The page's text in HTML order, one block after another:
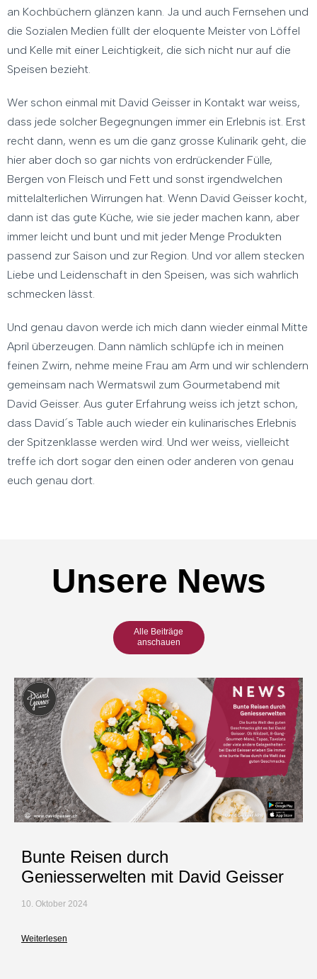
an Kochbüchern glänzen kann. Ja und auch Fernsehen und
die Sozialen Medien füllt der eloquente Meister von Löffel
und Kelle mit einer Leichtigkeit, die sich nicht nur auf die
Speisen bezieht.
Wer schon einmal mit David Geisser in Kontakt war weiss,
dass jede solcher Begegnungen immer ein Erlebnis ist. Erst
recht dann, wenn es um die ganz grosse Kulinarik geht, die
hier aber doch so gar nichts von erdrückender Fülle,
Bergen von Fleisch und Fett und sonst irgendwelchen
mittelalterlichen Wirrungen hat. Wenn David Geisser kocht,
dann ist das gute Küche, wie sie jeder machen kann, aber
immer leicht und bunt und mit jeder Menge Produkten
passend zur Saison und zur Region. Und vor allem stecken
Liebe und Leidenschaft in den Speisen, was sich wahrlich
schmecken lässt.
Und genau davon werde ich mich dann wieder einmal Mitte
April überzeugen. Dann nämlich schlüpfe ich in meinen
feinen Zwirn, nehme meine Frau am Arm und wir schlendern
gemeinsam nach Wermatswil zum Gourmetabend mit
David Geisser. Aus guter Erfahrung weiss ich jetzt schon,
dass David´s Table auch wieder ein kulinarisches Erlebnis
der Spitzenklasse werden wird. Und wer weiss, vielleicht
treffe ich dort sogar den einen oder anderen von genau
euch genau dort.
Unsere News
Alle Beiträge
anschauen
Bunte Reisen durch
Geniesserwelten mit David Geisser
10. Oktober 2024
Weiterlesen